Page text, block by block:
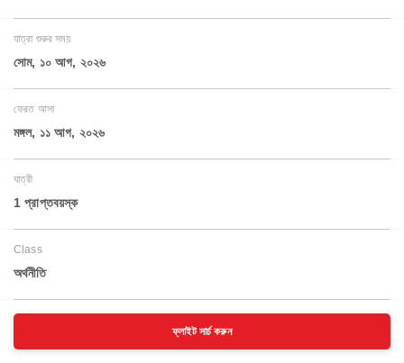
যাত্রা শুরুর সময়
সোম, ১০ আগ, ২০২৬
ফেরত আসা
মঙ্গল, ১১ আগ, ২০২৬
যাত্রী
1 প্রাপ্তবয়স্ক
Class
অর্থনীতি
ফ্লাইট সার্চ করুন